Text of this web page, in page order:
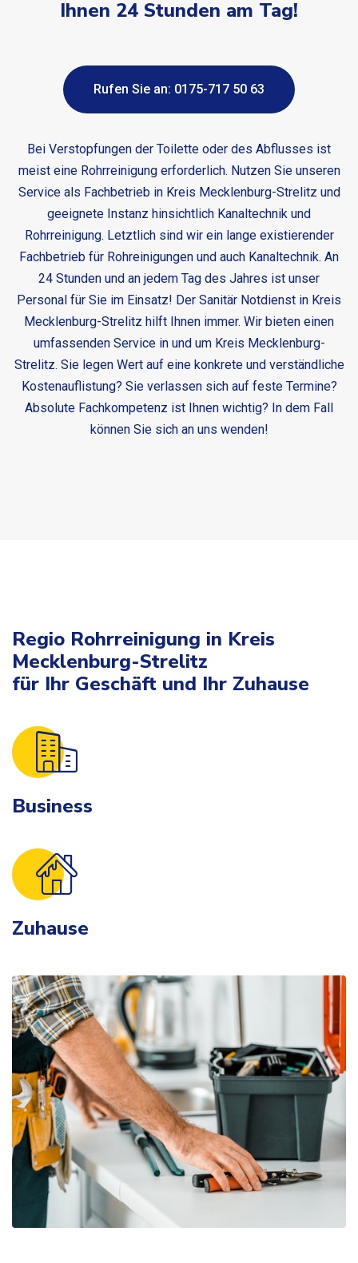
Ihnen 24 Stunden am Tag!
Rufen Sie an: 0175-717 50 63
Bei Verstopfungen der Toilette oder des Abflusses ist
meist eine Rohrreinigung erforderlich. Nutzen Sie unseren
Service als Fachbetrieb in Kreis Mecklenburg-Strelitz und
geeignete Instanz hinsichtlich Kanaltechnik und
Rohrreinigung. Letztlich sind wir ein lange existierender
Fachbetrieb für Rohreinigungen und auch Kanaltechnik. An
24 Stunden und an jedem Tag des Jahres ist unser
Personal für Sie im Einsatz! Der Sanitär Notdienst in Kreis
Mecklenburg-Strelitz hilft Ihnen immer. Wir bieten einen
umfassenden Service in und um Kreis Mecklenburg-
Strelitz. Sie legen Wert auf eine konkrete und verständliche
Kostenauflistung? Sie verlassen sich auf feste Termine?
Absolute Fachkompetenz ist Ihnen wichtig? In dem Fall
können Sie sich an uns wenden!
Regio Rohrreinigung in Kreis
Mecklenburg-Strelitz
für Ihr Geschäft und Ihr Zuhause
Business
Zuhause